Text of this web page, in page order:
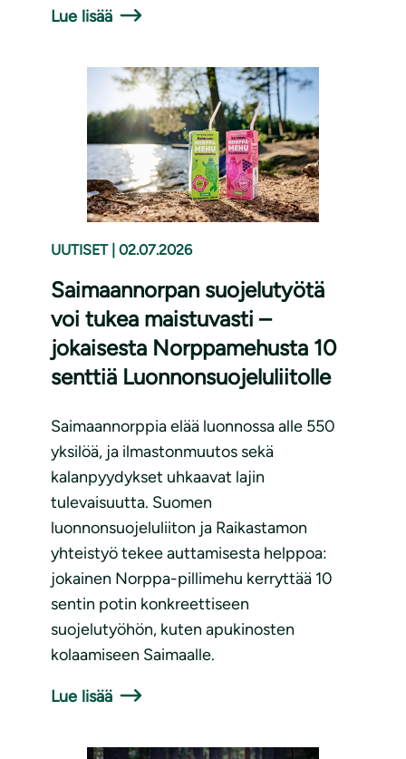
Lue lisää
UUTISET 02.07.2026
Saimaannorpan suojelutyötä
voi tukea maistuvasti –
jokaisesta Norppamehusta 10
senttiä Luonnonsuojeluliitolle
Saimaannorppia elää luonnossa alle 550
yksilöä, ja ilmastonmuutos sekä
kalanpyydykset uhkaavat lajin
tulevaisuutta. Suomen
luonnonsuojeluliiton ja Raikastamon
yhteistyö tekee auttamisesta helppoa:
jokainen Norppa-pillimehu kerryttää 10
sentin potin konkreettiseen
suojelutyöhön, kuten apukinosten
kolaamiseen Saimaalle.
Lue lisää